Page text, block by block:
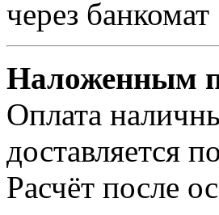
через банкомат
Наложенным
Оплата
доставляется
Расчёт после